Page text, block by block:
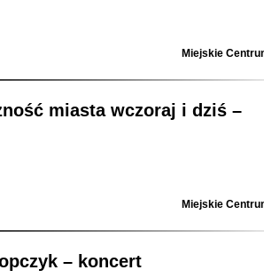
Miejskie
miasta wczoraj i dziś –
Miejskie
– koncert